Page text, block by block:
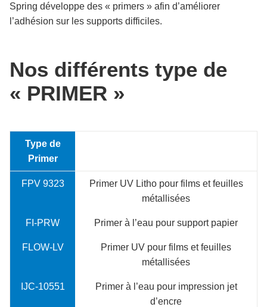
Spring développe des « primers » afin d’améliorer
l’adhésion sur les supports difficiles.
Nos différents type de
« PRIMER »
Type de
Primer
FPV 9323
Primer UV Litho pour films et feuilles
métallisées
FI-PRW Primer à l’eau pour support papier
FLOW-LV
Primer UV pour films et feuilles
métallisées
IJC-10551
Primer à l’eau pour impression jet
d’encre